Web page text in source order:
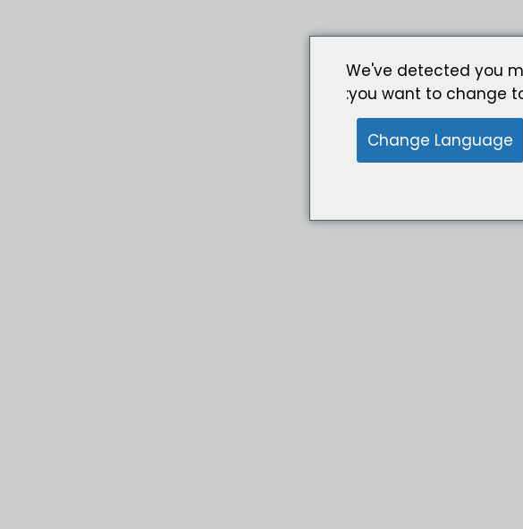
We've detected you
you want to change
Change Language